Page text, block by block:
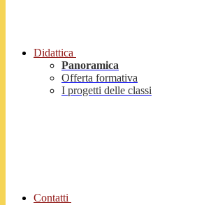
Didattica
Panoramica
Offerta formativa
I progetti delle classi
Contatti